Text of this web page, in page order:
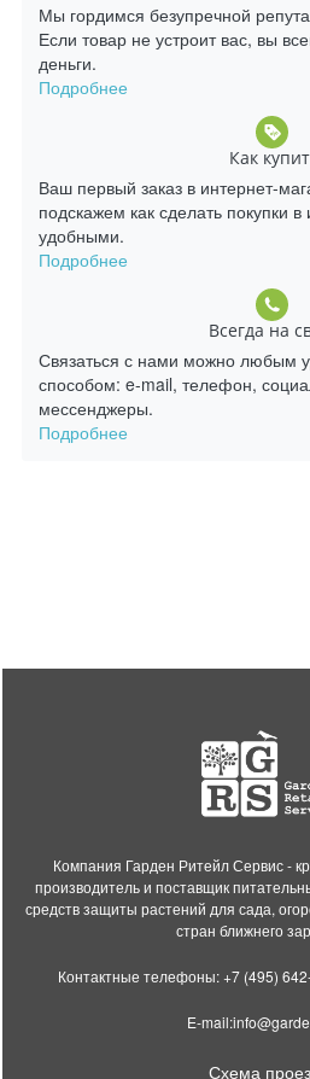
Мы гордимся безупречной
Если товар не устроит вас, вы
деньги.
Подробнее
Как
Ваш первый заказ в интернет-
подскажем как сделать покупки
удобными.
Подробнее
Всегда на
Связаться с нами можно любым
способом: e-mail, телефон,
мессенджеры.
Подробнее
Компания Гарден Ритейл Сервис -
производитель и поставщик
средств защиты растений для сада,
стран ближнего
Контактные телефоны:+7 (495)
E-mail:
Схема